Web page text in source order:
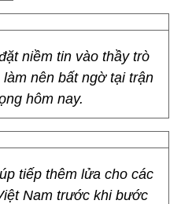
niềm tin vào thầy trò
nên bất ngờ tại trận
hôm nay.
tiếp thêm lửa cho các
Nam trước khi bước